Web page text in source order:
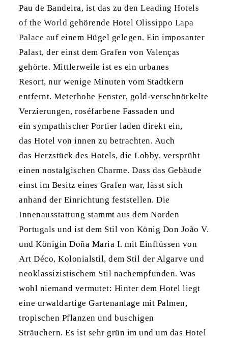
Pau de Bandeira, ist das zu denLeading Hotels
of the World gehörende Hotel Olissippo Lapa
Palace auf einem Hügel gelegen. Ein imposanter
Palast, der einst dem Grafen von Valenças
gehörte. Mittlerweile ist es ein urbanes
Resort, nur wenige Minuten vom Stadtkern
entfernt. Meterhohe Fenster, gold-verschnörkelte
Verzierungen, roséfarbene Fassaden und
ein sympathischer Portier laden direkt ein,
das Hotel von innen zu betrachten. Auch
das Herzstück des Hotels, die Lobby, versprüht
einen nostalgischen Charme. Dass das Gebäude
einst im Besitz eines Grafen war, lässt sich
anhand der Einrichtung feststellen. Die
Innenausstattung stammt aus dem Norden
Portugals und ist dem Stil von König Don João V.
und Königin Doña Maria I. mit Einflüssen von
Art Déco, Kolonialstil, dem Stil der Algarve und
neoklassizistischem Stil nachempfunden. Was
wohl niemand vermutet: Hinter dem Hotel liegt
eine urwaldartige Gartenanlage mit Palmen,
tropischen Pflanzen und buschigen
Sträuchern. Es ist sehr grün im und um das Hotel